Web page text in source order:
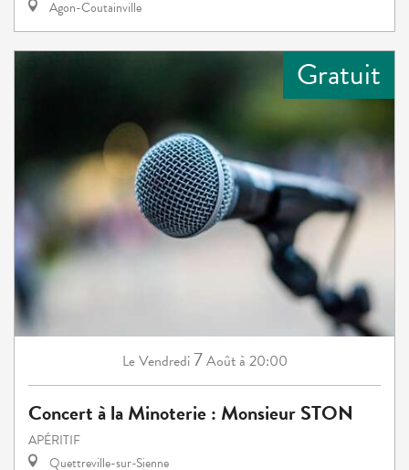
Agon-Coutainville
Gratuit
Le Vendredi7Aoûtà 20:00
Concert à la Minoterie : Monsieur STON
APÉRITIF
Quettreville-sur-Sienne